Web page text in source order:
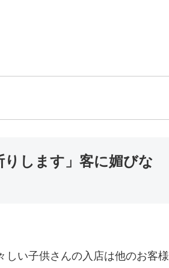
りします」客に媚びな
しい子供さんの入店は他のお客様